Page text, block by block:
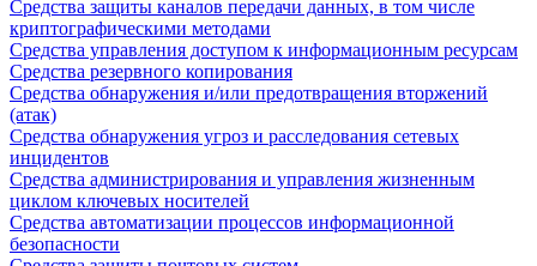
Средства защиты каналов передачи данных, в том числе
криптографическими методами
Средства управления доступом к информационным ресурсам
Средства резервного копирования
Средства обнаружения и/или предотвращения вторжений
(атак)
Средства обнаружения угроз и расследования сетевых
инцидентов
Средства администрирования и управления жизненным
циклом ключевых носителей
Средства автоматизации процессов информационной
безопасности